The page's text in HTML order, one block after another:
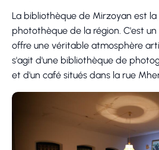
La bibliothèque de Mirzoyan est
photothèque de la région. C'est
offre une véritable atmosphère
s'agit d'une bibliothèque de
et d'un café situés dans la rue